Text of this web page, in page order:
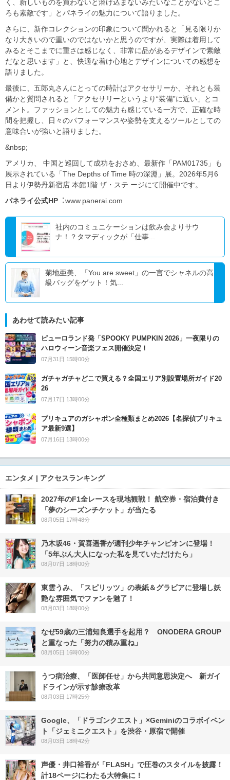
く、新しいものを買わないと溶け込まないみたいなことがないとこ
ろも素敵です」とパネライの魅⼒について語りました。
さらに、新作コレクションの印象について聞かれると「⾒る限りか
なり⼤きいので重いのではないかと思うのですが、実際は着⽤して
みるとそこまでに重さは感じなく、⾮常に品があるデザインで素敵
だなと思います」と、快適な着け⼼地とデザインについての感想を
語りました。
最後に、五郎丸さんにとっての時計はアクセサリーか、それとも装
備かと質問されると「アクセサリーというより“装備”に近い」とコ
メント。ファッションとしての魅⼒も感じている一方で、正確な時
間を把握し、⽇々のパフォーマンスや姿勢を⽀えるツールとしての
意味合いが強いと語りました。
&nbsp;
アメリカ、 中国と巡回して成功をおさめ、最新作「PAM01735」も
展示されている「The Depths of Time 時の深淵」展。2026年5⽉6
⽇より伊勢丹新宿店 本館1階 ザ・ステ ージにて開催中です。
パネライ公式HP ︓www.panerai.com
社内のコミュニケーションは飲み会よりサウ
ナ！？タマディックが「仕事...
菊地亜美、「You are sweet」の一言でシャネルの高
級バッグをゲット！気...
あわせて読みたい記事
ピューロランド発「SPOOKY PUMPKIN 2026」一夜限りの
ハロウィーン音楽フェス開催決定！
07月31日 15時00分
ガチャガチャどこで買える？全国エリア別設置場所ガイド20
26
07月17日 13時00分
プリキュアのガシャポン全種類まとめ2026【名探偵プリキュ
ア最新9選】
07月16日 13時00分
エンタメ | アクセスランキング
2027年のF1全レースを現地観戦！ 航空券・宿泊費付き
「夢のシーズンチケット」が当たる
08月05日 17時48分
乃木坂46・賀喜遥香が週刊少年チャンピオンに登場！
「5年ぶん大人になった私を見ていただけたら」
08月07日 18時00分
東雲うみ、「スピリッツ」の表紙＆グラビアに登場し妖
艶な雰囲気でファンを魅了！
08月03日 18時00分
なぜ59歳の三浦知良選手を起用？ ONODERA GROUP
と重なった「努力の積み重ね」
08月05日 16時00分
うつ病治療、「医師任せ」から共同意思決定へ 新ガイ
ドラインが示す診療改革
08月03日 17時25分
Google、「ドラゴンクエスト」×Geminiのコラボイベン
ト「ジェミニクエスト」を渋谷・原宿で開催
08月03日 18時42分
声優・井口裕香が「FLASH」で圧巻のスタイルを披露！
計18ページにわたる大特集に！